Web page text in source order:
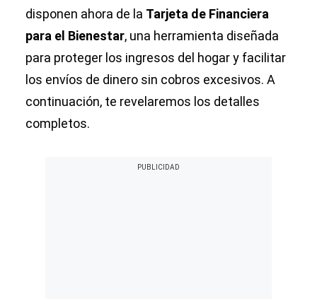
disponen ahora de la Tarjeta de Financiera
para el Bienestar, una herramienta diseñada
para proteger los ingresos del hogar y facilitar
los envíos de dinero sin cobros excesivos. A
continuación, te revelaremos los detalles
completos.